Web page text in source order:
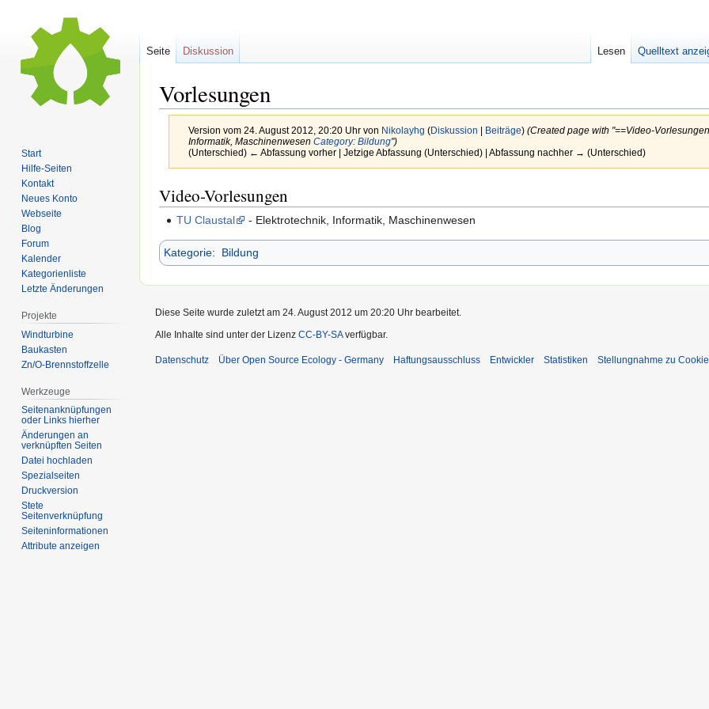
Vorlesungen
Version vom 24. August 2012, 20:20 Uhr von Nikolayhg (Diskussion Beiträge) (Created page with "==Video-
Informatik, Maschinenwesen Category: Bildung")
(Unterschied) ← Abfassung vorher | Jetzige Abfassung (Unterschied) | Abfassung nachher → (Unterschied)
Zur
Navigation
springen
Zur
Suche
springen
Video-Vorlesungen
TU Claustal - Elektrotechnik, Informatik, Maschinenwesen
Kategorie: Bildung
Seite Diskussion Lesen Quelltext
Start
Hilfe-Seiten
Kontakt
Neues Konto
Webseite
Blog
Forum
Kalender
Kategorienliste
Letzte Änderungen
Projekte
Windturbine
Baukasten
Zn/O-Brennstoffzelle
Werkzeuge
Seitenanknüpfungen
oder Links hierher
Änderungen an
verknüpften Seiten
Datei hochladen
Spezialseiten
Druckversion
Stete
Seitenverknüpfung
Seiten­informationen
Attribute anzeigen
Diese Seite wurde zuletzt am 24. August 2012 um 20:20 Uhr bearbeitet.
Alle Inhalte sind unter der Lizenz CC-BY-SAverfügbar.
Datenschutz Über Open Source Ecology - Germany Haftungsausschluss Entwickler Statistiken Stellungnahme zu